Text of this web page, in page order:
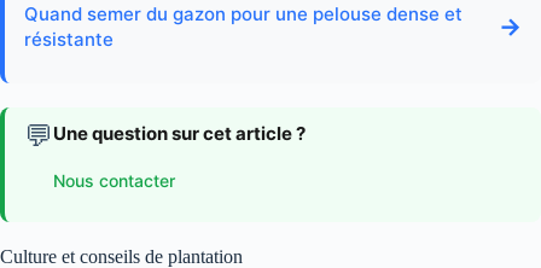
Quand semer du gazon pour une pelouse dense et
résistante
→
💬 Une question sur cet article ?
Nous contacter
Culture et conseils de plantation